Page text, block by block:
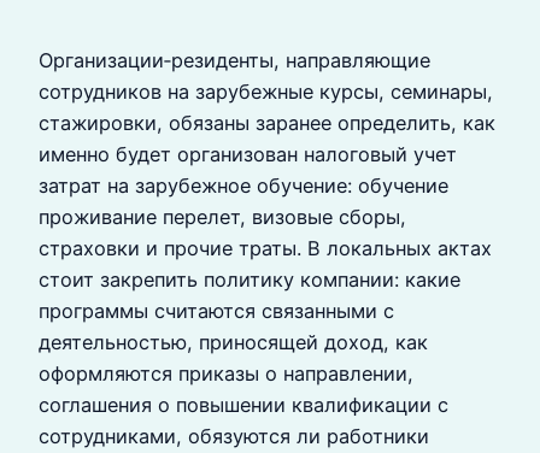
Организации‑резиденты, направляющие
сотрудников на зарубежные курсы, семинары,
стажировки, обязаны заранее определить, как
именно будет организован налоговый учет
затрат на зарубежное обучение: обучение
проживание перелет, визовые сборы,
страховки и прочие траты. В локальных актах
стоит закрепить политику компании: какие
программы считаются связанными с
деятельностью, приносящей доход, как
оформляются приказы о направлении,
соглашения о повышении квалификации с
сотрудниками, обязуются ли работники